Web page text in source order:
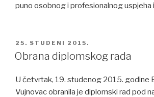
puno osobnog i profesionalnog uspjeha
POSTED
ON
25. STUDENI 2015.
Obrana diplomskog rada
U četvrtak, 19. studenog 2015. godine
Vujnovac obranila je diplomski rad pod